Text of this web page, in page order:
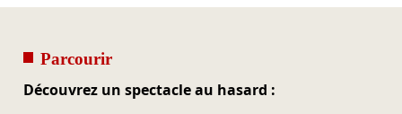
Parcourir
Découvrez un spectacle au hasard :